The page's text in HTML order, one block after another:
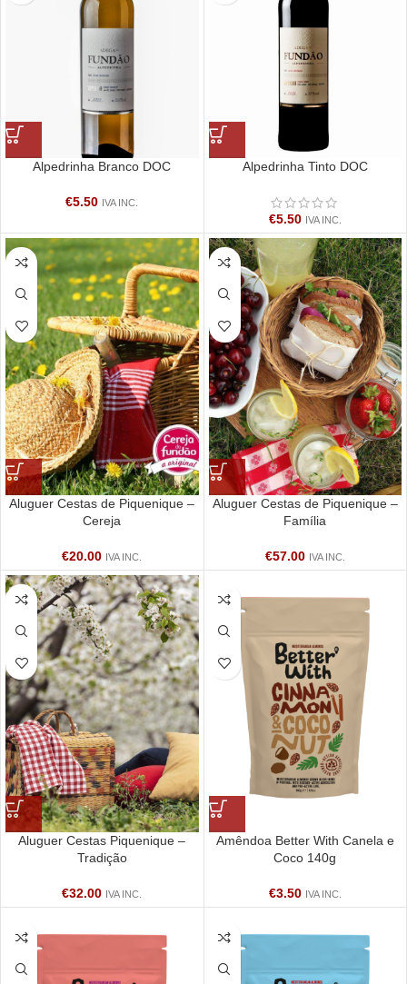
Alpedrinha Branco DOC
€5.50 IVA INC.
Alpedrinha Tinto DOC
€5.50 IVA INC.
Aluguer Cestas de Piquenique –
Cereja
€20.00 IVA INC.
Aluguer Cestas de Piquenique –
Família
€57.00 IVA INC.
Aluguer Cestas Piquenique –
Tradição
€32.00 IVA INC.
Amêndoa Better With Canela e
Coco 140g
€3.50 IVA INC.